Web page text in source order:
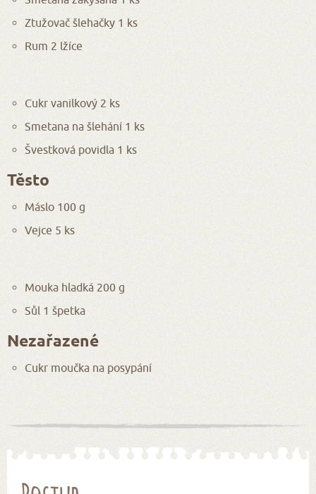
Ztužovač šlehačky 1 ks
Rum 2 lžíce
Cukr vanilkový 2 ks
Smetana na šlehání 1 ks
Švestková povidla 1 ks
Těsto
Máslo 100 g
Vejce 5 ks
Mouka hladká 200 g
Sůl 1 špetka
Nezařazené
Cukr moučka na posypání